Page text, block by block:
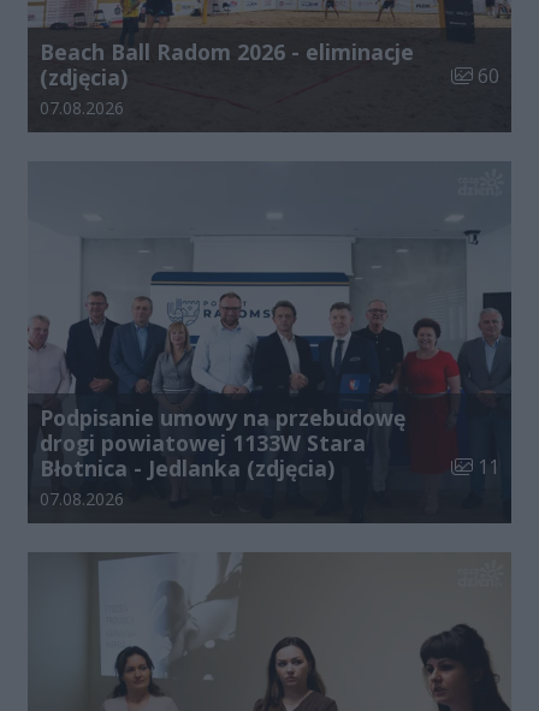
Beach Ball Radom 2026 - eliminacje
(zdjęcia)
Liczba
60
Data dodania galerii:
07.08.2026
Podpisanie umowy na przebudowę
drogi powiatowej 1133W Stara
Błotnica - Jedlanka (zdjęcia)
Liczba
11
Data dodania galerii:
07.08.2026